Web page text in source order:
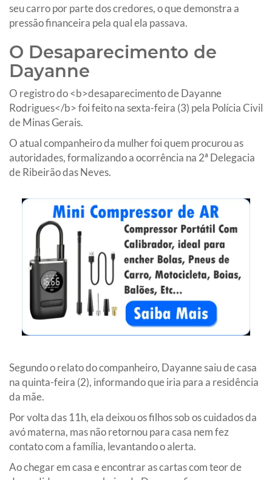
seu carro por parte dos credores, o que demonstra a
pressão financeira pela qual ela passava.
O Desaparecimento de
Dayanne
O registro do <b>desaparecimento de Dayanne
Rodrigues</b> foi feito na sexta-feira (3) pela Polícia Civil
de Minas Gerais.
O atual companheiro da mulher foi quem procurou as
autoridades, formalizando a ocorrência na 2ª Delegacia
de Ribeirão das Neves.
Segundo o relato do companheiro, Dayanne saiu de casa
na quinta-feira (2), informando que iria para a residência
da mãe.
Por volta das 11h, ela deixou os filhos sob os cuidados da
avó materna, mas não retornou para casa nem fez
contato com a família, levantando o alerta.
Ao chegar em casa e encontrar as cartas com teor de